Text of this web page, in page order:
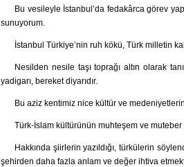
Bu vesileyle İstanbul’da fedakârca görev
sunuyorum.
İstanbul Türkiye’nin ruh kökü, Türk milletin
Nesilden nesile taşı toprağı altın olarak
yadigarı, bereket diyarıdır.
Bu aziz kentimiz nice kültür ve
Türk-İslam kültürünün muhteşem ve muteber
Hakkında şiirlerin yazıldığı, türkülerin
şehirden daha fazla anlam ve değer ihtiva